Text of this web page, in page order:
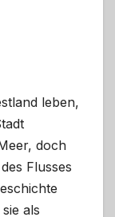
leben,
doch
Flusses
als